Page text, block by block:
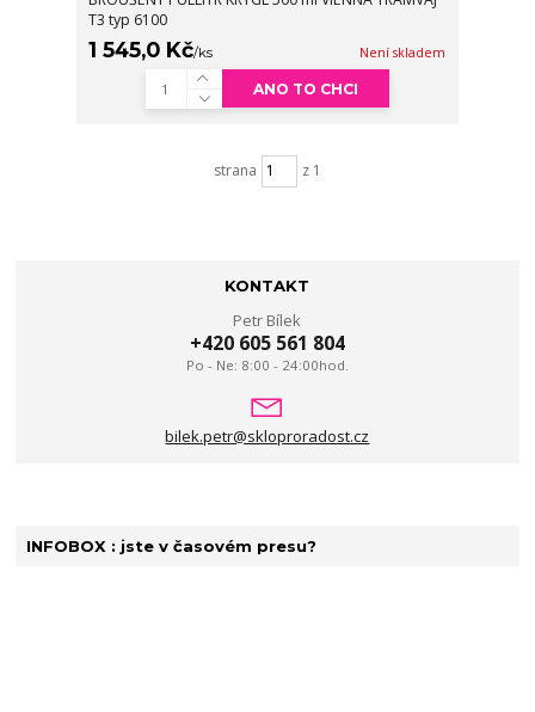
T3 typ 6100
1 545,0 Kč/ks Není skladem
ANO TO CHCI
strana z 1
KONTAKT
Petr Bílek
+420 605 561 804
Po - Ne: 8:00 - 24:00hod.
bilek.petr@skloproradost.cz
INFOBOX : jste v časovém presu?